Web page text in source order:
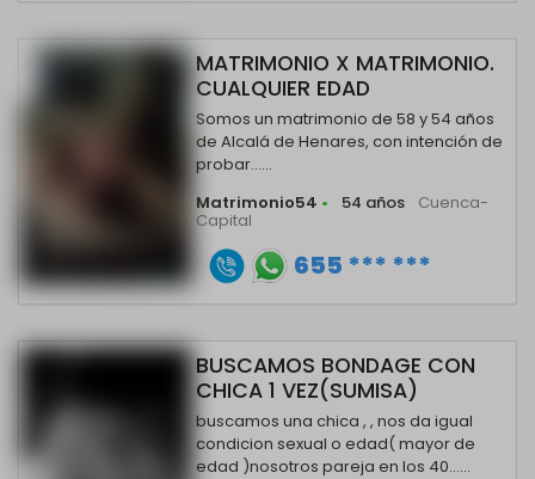
MATRIMONIO X MATRIMONIO.
CUALQUIER EDAD
Somos un matrimonio de 58 y 54 años
de Alcalá de Henares, con intención de
probar......
Matrimonio54 • 54 años Cuenca-
Capital
655 *** ***
BUSCAMOS BONDAGE CON
CHICA 1 VEZ(SUMISA)
buscamos una chica , , nos da igual
condicion sexual o edad( mayor de
edad )nosotros pareja en los 40......